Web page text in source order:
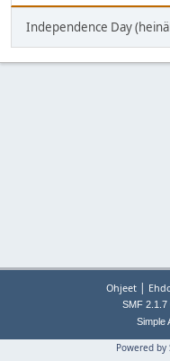
Independence Day
Ohjeet |
SMF
Simple
Powered by